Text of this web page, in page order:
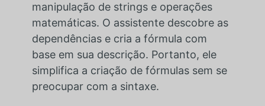
manipulação de strings e operações
matemáticas. O assistente descobre as
dependências e cria a fórmula com
base em sua descrição. Portanto, ele
simplifica a criação de fórmulas sem se
preocupar com a sintaxe.